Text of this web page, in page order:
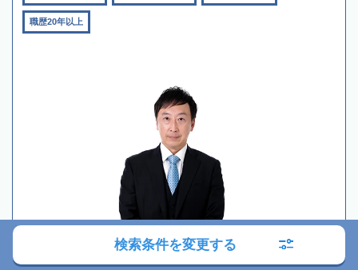
職歴20年以上
検索条件を変更する